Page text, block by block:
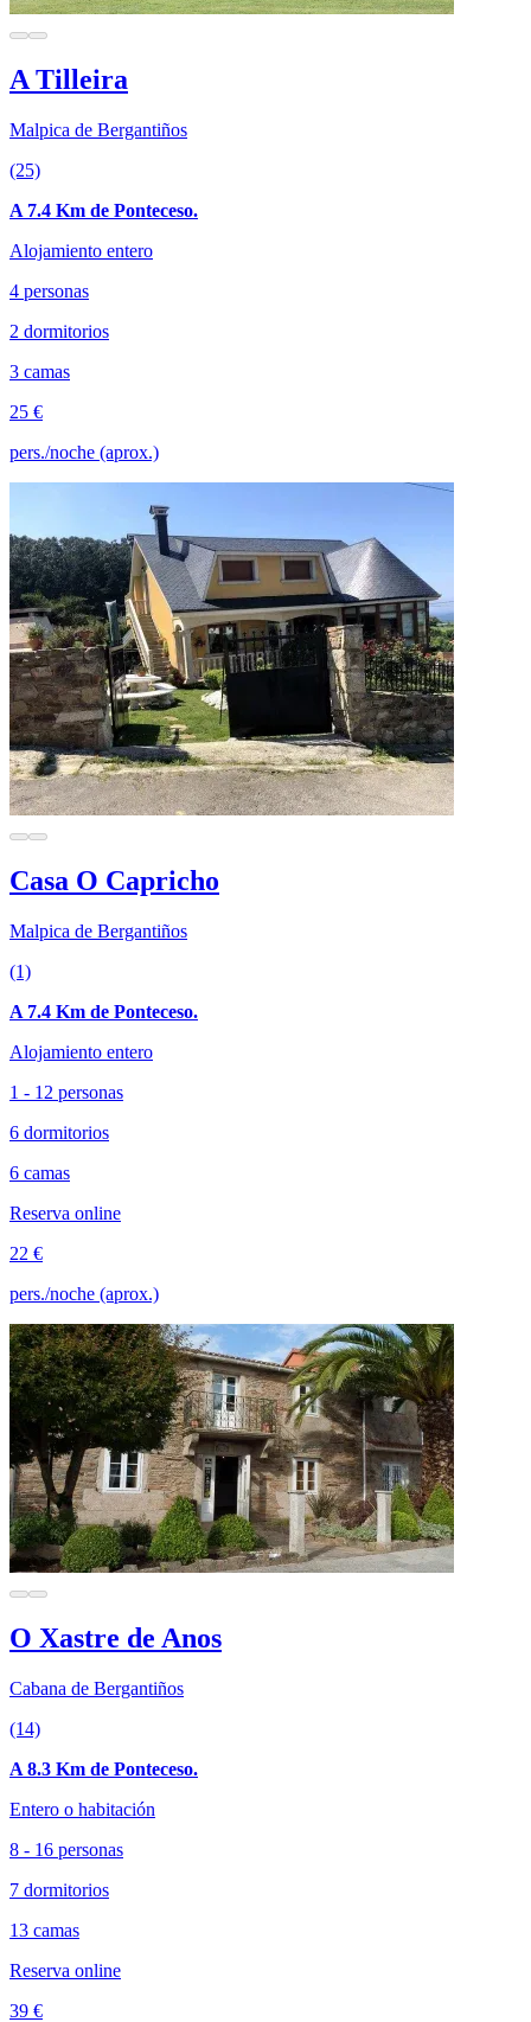
A Tilleira
Malpica de Bergantiños
(25)
A 7.4 Km de Ponteceso.
Alojamiento entero
4 personas
2 dormitorios
3 camas
25 €
pers./noche (aprox.)
Casa O Capricho
Malpica de Bergantiños
(1)
A 7.4 Km de Ponteceso.
Alojamiento entero
1 - 12 personas
6 dormitorios
6 camas
Reserva online
22 €
pers./noche (aprox.)
O Xastre de Anos
Cabana de Bergantiños
(14)
A 8.3 Km de Ponteceso.
Entero o habitación
8 - 16 personas
7 dormitorios
13 camas
Reserva online
39 €